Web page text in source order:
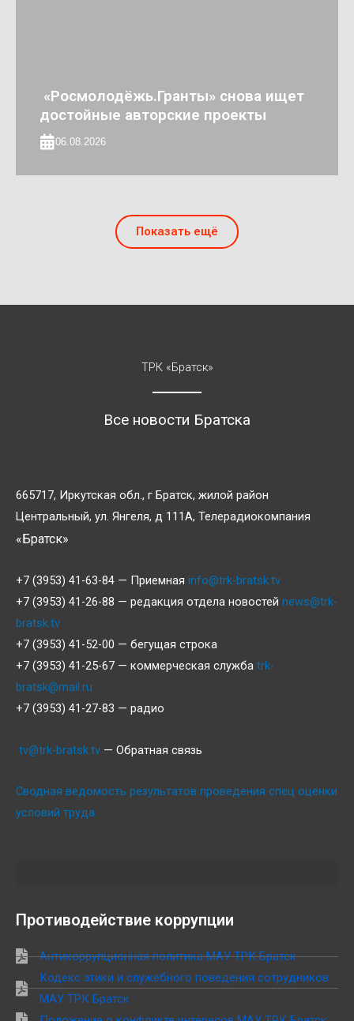
«Росмолодёжь.Гранты» снова ищет
достойные авторские проекты
06.08.2026
Показать ещё
ТРК «Братск»
Все новости Братска
665717, Иркутская обл., г Братск, жилой район
Центральный, ул. Янгеля, д 111А, Телерадиокомпания
«Братск»
+7 (3953) 41-63-84 — Приемная info@trk-bratsk.tv
+7 (3953) 41-26-88 — редакция отдела новостей news@trk-
bratsk.tv
+7 (3953) 41-52-00 — бегущая строка
+7 (3953) 41-25-67 — коммерческая служба trk-
bratsk@mail.ru
+7 (3953) 41-27-83 — радио
tv@trk-bratsk.tv — Обратная связь
Сводная ведомость результатов проведения спец оценки
условий труда
Противодействие коррупции
Антикоррупционная политика МАУ ТРК Братск
Кодекс этики и служебного поведения сотрудников
МАУ ТРК Братск